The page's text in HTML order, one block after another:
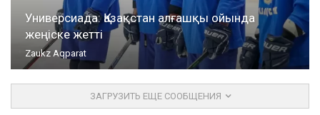
Универсиада: Қазақстан алғашқы ойында
жеңіске жетті
Zaukz Aqparat
ЗАГРУЗИТЬ ЕЩЕ СООБЩЕНИЯ